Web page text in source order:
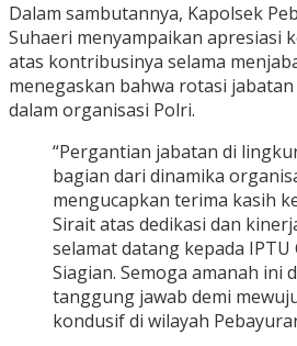
Dalam sambutannya, Kapolsek
Suhaeri menyampaikan apresiasi
atas kontribusinya selama
menegaskan bahwa rotasi
dalam organisasi Polri.
“Pergantian jabatan di
bagian dari dinamika
mengucapkan terima kasih
Sirait atas dedikasi dan
selamat datang kepada
Siagian. Semoga amanah ini
tanggung jawab demi
kondusif di wilayah